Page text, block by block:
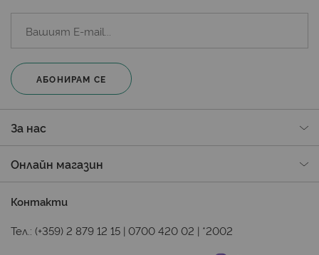
АБОНИРАМ СЕ
За нас
Онлайн магазин
Контакти
Тел.: (+359) 2 879 12 15 | 0700 420 02 | *2002